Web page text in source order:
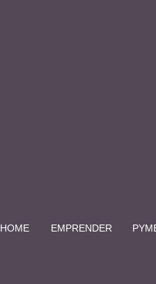
HOME EMPRENDER